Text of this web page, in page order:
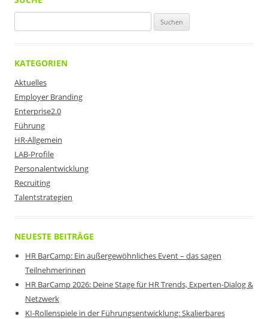
nach:
KATEGORIEN
Aktuelles
Employer Branding
Enterprise2.0
Führung
HR-Allgemein
LAB-Profile
Personalentwicklung
Recruiting
Talentstrategien
NEUESTE BEITRÄGE
HR BarCamp: Ein außergewöhnliches Event – das sagen
Teilnehmerinnen
HR BarCamp 2026: Deine Stage für HR Trends, Experten-Dialog &
Netzwerk
KI-Rollenspiele in der Führungsentwicklung: Skalierbares